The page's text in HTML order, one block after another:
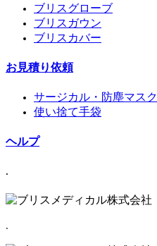
ブリスグローブ
ブリスガウン
ブリスカバー
お見積り依頼
サージカル・防塵マスク
使い捨て手袋
ヘルプ
.
.